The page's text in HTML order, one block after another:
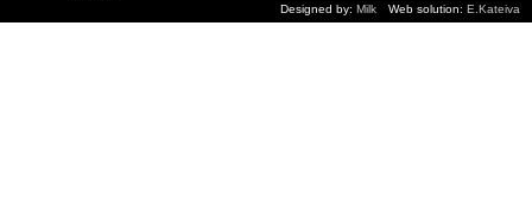
Web solution: E.Kateiva
Designed by: Milk